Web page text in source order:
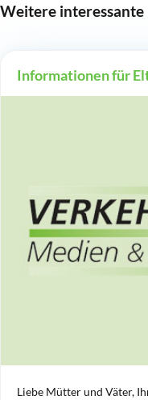
Weitere
Informationen für
Liebe Mütter und Väter,